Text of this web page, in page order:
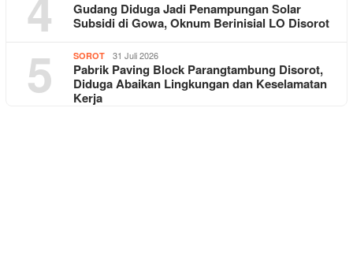
Gudang Diduga Jadi Penampungan Solar
Subsidi di Gowa, Oknum Berinisial LO Disorot
5 SOROT 31 Juli 2026
Pabrik Paving Block Parangtambung Disorot,
Diduga Abaikan Lingkungan dan Keselamatan
Kerja